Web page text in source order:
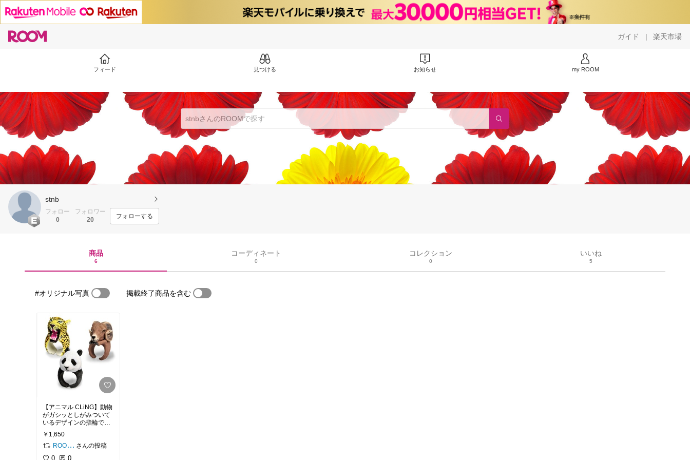
ガイド | 楽天市場
フィード 見つける お知らせ my ROOM
stnb
フォロー
0
フォロワー
20
フォローする
商品
6
コーディネート
0
コレクション
0
いいね
5
#オリジナル写真 掲載終了商品を含む
【アニマル CLiNG】動物
がガシッとしがみついて
いるデザインの指輪で
す。リアルな表情やポー
ズがキュートなので、ワ
ンポイントで目を引けち
￥1,650
ROOM編集部
さんの投稿
0 0